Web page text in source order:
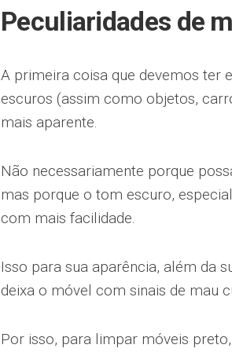
Peculiaridades de
A primeira coisa que devemos ter
escuros (assim como objetos,
mais aparente.
Não necessariamente porque
mas porque o tom escuro,
com mais facilidade.
Isso para sua aparência, além da
deixa o móvel com sinais de mau
Por isso, para limpar móveis